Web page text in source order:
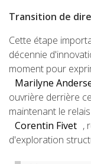
Transition de
Cette étape
décennie
moment pour
Marilyne
ouvrière derrière
maintenant le
Corentin Fivet ,
d'exploration